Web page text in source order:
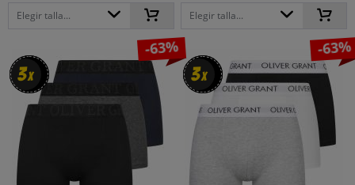
Elegir talla... Elegir talla...
3x
3x
-63%
3x
3x
-63%